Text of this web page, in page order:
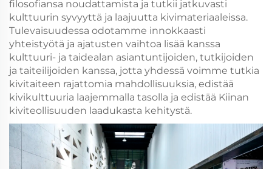
filosofiansa noudattamista ja tutkii jatkuvasti
kulttuurin syvyyttä ja laajuutta kivimateriaaleissa.
Tulevaisuudessa odotamme innokkaasti
yhteistyötä ja ajatusten vaihtoa lisää kanssa
kulttuuri- ja taidealan asiantuntijoiden, tutkijoiden
ja taiteilijoiden kanssa, jotta yhdessä voimme tutkia
kivitaiteen rajattomia mahdollisuuksia, edistää
kivikulttuuria laajemmalla tasolla ja edistää Kiinan
kiviteollisuuden laadukasta kehitystä.